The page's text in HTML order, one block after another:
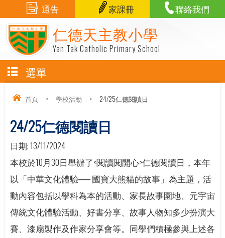
仁德天主教小學
Yan Tak Catholic Primary School
通告 家課冊 聯絡我們
選單
首頁 > 學校活動 > 24/25仁德閱讀日
24/25仁德閱讀日
日期:13/11/2024
本校於10月30日舉辦了<閱讀閱開心>仁德閱讀日，本年
以「中華文化體驗── 國寶大熊貓的故事」為主題，活
動內容包括以學科為本的活動、家長故事園地、元宇宙
傳統文化體驗活動、好書分享、故事人物知多少扮演大
賽、漆扇製作及作家分享會等。同學們積極參與上述各